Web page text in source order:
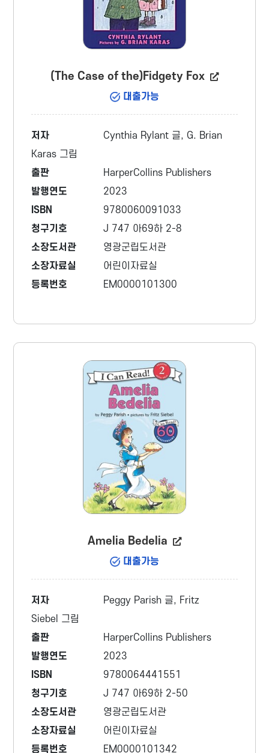
(The Case of the)Fidgety Fox
대출가능
저자
Cynthia Rylant 글, G. Brian
Karas 그림
출판
HarperCollins Publishers
발행연도
2023
ISBN
9780060091033
청구기호
J 747 아69하 2-8
소장도서관
영광군립도서관
소장자료실
어린이자료실
등록번호
EM0000101300
Amelia Bedelia
대출가능
저자
Peggy Parish 글, Fritz
Siebel 그림
출판
HarperCollins Publishers
발행연도
2023
ISBN
9780064441551
청구기호
J 747 아69하 2-50
소장도서관
영광군립도서관
소장자료실
어린이자료실
등록번호
EM0000101342